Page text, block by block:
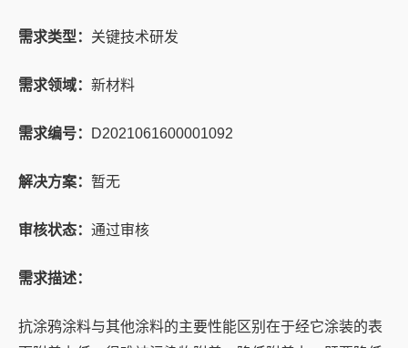
需求类型： 关键技术研发
需求领域： 新材料
需求编号： D2021061600001092
解决方案： 暂无
审核状态： 通过审核
需求描述：
抗涂鸦涂料与其他涂料的主要性能区别在于经它涂装的表